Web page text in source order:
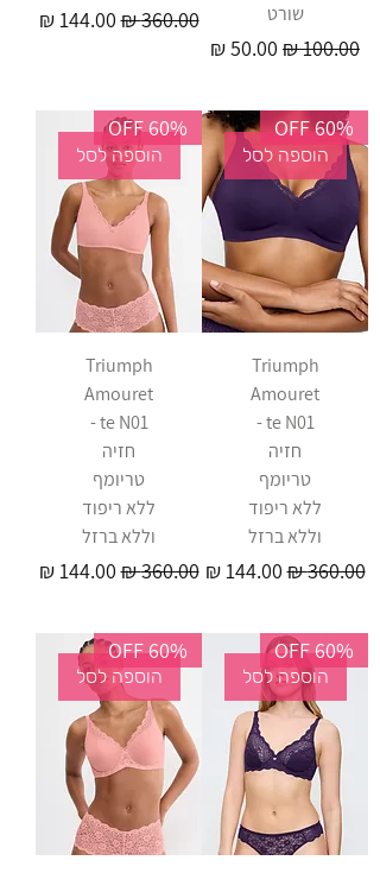
שורט
מחיר רגיל מחיר מבצע
מחיר רגיל‏360.00 ‏₪ מחיר מבצע
הוספה לסל
60% OFF
Triumph
Amouret
te N01 -
חזיה
טריומף
ללא ריפוד
וללא ברזל
מחיר רגיל‏360.00 ‏₪ מחיר מבצע
הוספה לסל
60% OFF
Triumph
Amouret
te N01 -
חזיה
טריומף
ללא ריפוד
וללא ברזל
מחיר רגיל‏360.00 ‏₪ מחיר מבצע
הוספה לסל
60% OFF
הוספה לסל
60% OFF